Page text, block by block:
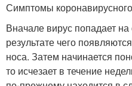
Симптомы
Вначале вирус попадает на
результате чего
носа. Затем начинается
то исчезает в течение